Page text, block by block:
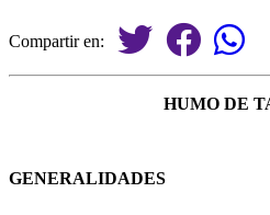
Compartir en:
HUMO DE
GENERALIDADES